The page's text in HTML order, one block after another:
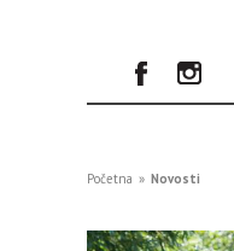
Početna » Novosti